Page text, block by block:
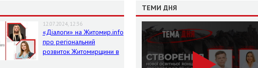
12.07.2024, 12:36
«Діалоги» на Житомир.info
про регіональний
розвиток Житомирщини в
ТЕМИ ДНЯ